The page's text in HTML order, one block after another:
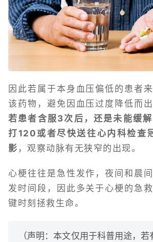
因此若属于本身血压偏低的患者
该药物，避免因血压过度降低而
若患者含服3次后，还是未能缓
打120或者尽快送往心内科检查
影 ，观察动脉有无狭窄的出现。
心梗往往是急性发作，夜间和晨
发时间段，因此多关于心梗的急
键时刻拯救生命。
（声明：本文仅用于科普用途，